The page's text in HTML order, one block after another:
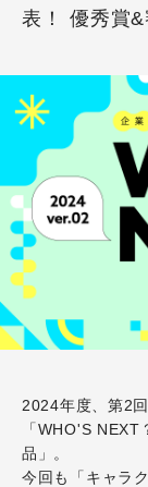
表！ 優秀賞
2024年度、第2
「WHO'S
品」。
今回も「キャラ